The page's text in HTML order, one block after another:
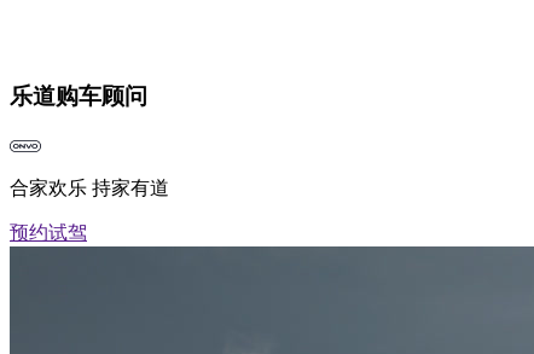
乐道购车顾问
合家欢乐 持家有道
预约试驾